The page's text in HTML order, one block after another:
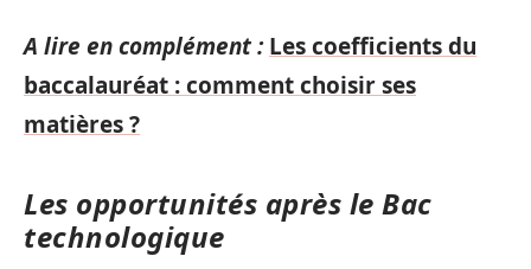
A lire en complément : Les coefficients du
baccalauréat : comment choisir ses
matières ?
Les opportunités après le Bac
technologique